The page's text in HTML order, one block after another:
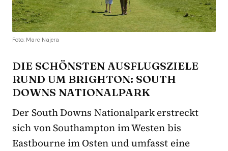
Foto: Marc Najera
DIE SCHÖNSTEN AUSFLUGSZIELE
RUND UM BRIGHTON: SOUTH
DOWNS NATIONALPARK
Der South Downs Nationalpark erstreckt
sich von Southampton im Westen bis
Eastbourne im Osten und umfasst eine